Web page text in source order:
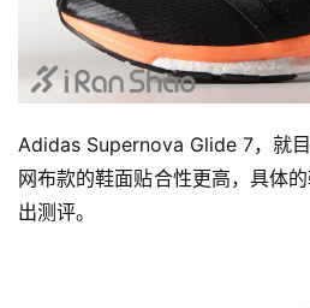
Adidas Supernova Glide 7，就
网布款的鞋面贴合性更高，具体
出测评。